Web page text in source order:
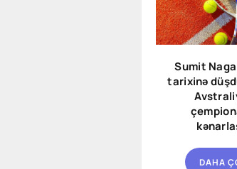
Sumit
tarixinə
DAHA